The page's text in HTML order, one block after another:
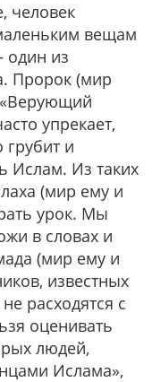
человек
вещам
один из
Пророк (мир
«Верующий
упрекает,
грубит и
Ислам. Из таких
(мир ему и
урок. Мы
в словах и
(мир ему и
известных
расходятся с
оценивать
людей,
Ислама»,